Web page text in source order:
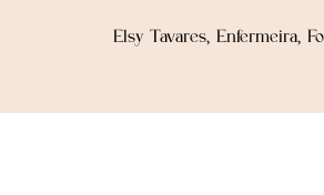
Elsy Tavares, Enfermeira,